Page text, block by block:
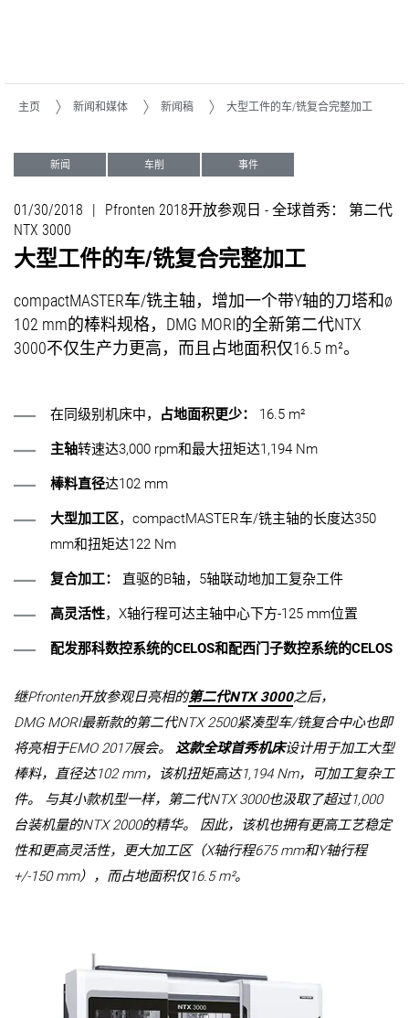
主页 新闻和媒体 新闻稿 大型工件的车/铣复合完整加工
新闻 车削 事件
01/30/2018 |
Pfronten 2018开放参观日 - 全球首秀： 第二代
NTX 3000
大型工件的车/铣复合完整加工
compactMASTER车/铣主轴，增加一个带Y轴的刀塔和ø
102 mm的棒料规格，DMG MORI的全新第二代NTX
3000不仅生产力更高，而且占地面积仅16.5 m²。
在同级别机床中， 占地面积更少： 16.5 m²
主轴转速达3,000 rpm和最大扭矩达1,194 Nm
棒料直径达102 mm
大型加工区，compactMASTER车/铣主轴的长度达350
mm和扭矩达122 Nm
复合加工： 直驱的B轴，5轴联动地加工复杂工件
高灵活性，X轴行程可达主轴中心下方-125 mm位置
配发那科数控系统的CELOS和配西门子数控系统的CELOS
继Pfronten开放参观日亮相的第二代NTX 3000之后，
DMG MORI最新款的第二代NTX 2500紧凑型车/铣复合中心也即
将亮相于EMO 2017展会。 这款全球首秀机床设计用于加工大型
棒料，直径达102 mm，该机扭矩高达1,194 Nm，可加工复杂工
件。 与其小款机型一样，第二代NTX 3000也汲取了超过1,000
台装机量的NTX 2000的精华。 因此，该机也拥有更高工艺稳定
性和更高灵活性，更大加工区（X轴行程675 mm和Y轴行程
+/-150 mm），而占地面积仅16.5 m²。